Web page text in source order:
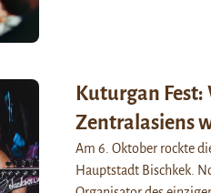
Kuturgan
Zentralasiens
Am 6. Oktober rockte
Hauptstadt Bischkek.